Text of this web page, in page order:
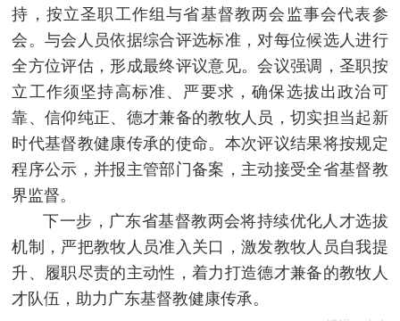
持，按立圣职工作组与省基督教两会监事会代表参
会。与会人员依据综合评选标准，对每位候选人进行
全方位评估，形成最终评议意见。会议强调，圣职按
立工作须坚持高标准、严要求，确保选拔出政治可
靠、信仰纯正、德才兼备的教牧人员，切实担当起新
时代基督教健康传承的使命。本次评议结果将按规定
程序公示，并报主管部门备案，主动接受全省基督教
界监督。
下一步，广东省基督教两会将持续优化人才选拔
机制，严把教牧人员准入关口，激发教牧人员自我提
升、履职尽责的主动性，着力打造德才兼备的教牧人
才队伍，助力广东基督教健康传承。